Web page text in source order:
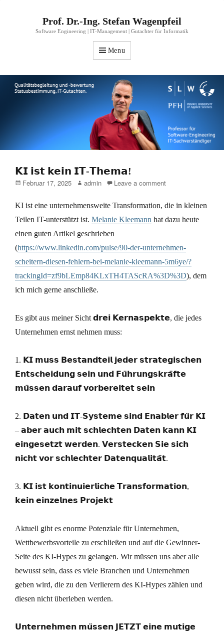
Prof. Dr.-Ing. Stefan Wagenpfeil
Software Engineering | IT-Management | Gutachter für Informatik
Menu
𝗞𝗜 𝗶𝘀𝘁 𝗸𝗲𝗶𝗻 𝗜𝗧-𝗧𝗵𝗲𝗺𝗮!
Posted
Februar 17, 2025 Author
admin Leave a comment
KI ist eine unternehmensweite Transformation, die in kleinen
Teilen IT-unterstützt ist. Melanie Kleemann hat dazu heute
einen guten Artikel geschrieben
(https://www.linkedin.com/pulse/90-der-unternehmen-
scheitern-diesen-fehlern-bei-melanie-kleemann-5m6ye/?
trackingId=zf9bLEmp84KLxTH4TAScRA%3D%3D), dem
ich mich gerne anschließe.
Es gibt aus meiner Sicht 𝗱𝗿𝗲𝗶 𝗞𝗲𝗿𝗻𝗮𝘀𝗽𝗲𝗸𝘁𝗲, die jedes
Unternehmen ernst nehmen muss:
1. 𝗞𝗜 𝗺𝘂𝘀𝘀 𝗕𝗲𝘀𝘁𝗮𝗻𝗱𝘁𝗲𝗶𝗹 𝗷𝗲𝗱𝗲𝗿 𝘀𝘁𝗿𝗮𝘁𝗲𝗴𝗶𝘀𝗰𝗵𝗲𝗻
𝗘𝗻𝘁𝘀𝗰𝗵𝗲𝗶𝗱𝘂𝗻𝗴 𝘀𝗲𝗶𝗻 𝘂𝗻𝗱 𝗙𝘂̈𝗵𝗿𝘂𝗻𝗴𝘀𝗸𝗿𝗮̈𝗳𝘁𝗲
𝗺𝘂̈𝘀𝘀𝗲𝗻 𝗱𝗮𝗿𝗮𝘂𝗳 𝘃𝗼𝗿𝗯𝗲𝗿𝗲𝗶𝘁𝗲𝘁 𝘀𝗲𝗶𝗻
2. 𝗗𝗮𝘁𝗲𝗻 𝘂𝗻𝗱 𝗜𝗧-𝗦𝘆𝘀𝘁𝗲𝗺𝗲 𝘀𝗶𝗻𝗱 𝗘𝗻𝗮𝗯𝗹𝗲𝗿 𝗳𝘂̈𝗿 𝗞𝗜
– 𝗮𝗯𝗲𝗿 𝗮𝘂𝗰𝗵 𝗺𝗶𝘁 𝘀𝗰𝗵𝗹𝗲𝗰𝗵𝘁𝗲𝗻 𝗗𝗮𝘁𝗲𝗻 𝗸𝗮𝗻𝗻 𝗞𝗜
𝗲𝗶𝗻𝗴𝗲𝘀𝗲𝘁𝘇𝘁 𝘄𝗲𝗿𝗱𝗲𝗻. 𝗩𝗲𝗿𝘀𝘁𝗲𝗰𝗸𝗲𝗻 𝗦𝗶𝗲 𝘀𝗶𝗰𝗵
𝗻𝗶𝗰𝗵𝘁 𝘃𝗼𝗿 𝘀𝗰𝗵𝗹𝗲𝗰𝗵𝘁𝗲𝗿 𝗗𝗮𝘁𝗲𝗻𝗾𝘂𝗮𝗹𝗶𝘁𝗮̈𝘁.
3. 𝗞𝗜 𝗶𝘀𝘁 𝗸𝗼𝗻𝘁𝗶𝗻𝘂𝗶𝗲𝗿𝗹𝗶𝗰𝗵𝗲 𝗧𝗿𝗮𝗻𝘀𝗳𝗼𝗿𝗺𝗮𝘁𝗶𝗼𝗻,
𝗸𝗲𝗶𝗻 𝗲𝗶𝗻𝘇𝗲𝗹𝗻𝗲𝘀 𝗣𝗿𝗼𝗷𝗲𝗸𝘁
Aktuell gibt es enorme Potenziale für Unternehmen,
Wettbewerbsvorteile zu erschließen und auf die Gewinner-
Seite des KI-Hypes zu gelangen. Wir müssen uns aber alle
bewusst sein, dass es viele Branchen und Unternehmen
geben wird, die zu den Verlierern des KI-Hypes zählen und
diesen nicht überleben werden.
𝗨𝗻𝘁𝗲𝗿𝗻𝗲𝗵𝗺𝗲𝗻 𝗺𝘂̈𝘀𝘀𝗲𝗻 𝗝𝗘𝗧𝗭𝗧 𝗲𝗶𝗻𝗲 𝗺𝘂𝘁𝗶𝗴𝗲